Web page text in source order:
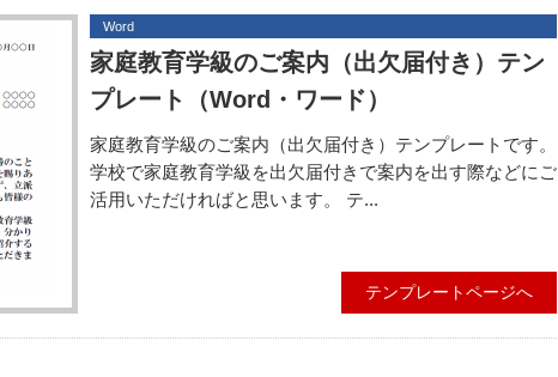
Word
家庭教育学級のご案内（出欠届付き）テン
プレート（Word・ワード）
家庭教育学級のご案内（出欠届付き）テンプレートです。
学校で家庭教育学級を出欠届付きで案内を出す際などにご
活用いただければと思います。 テ...
テンプレートページへ